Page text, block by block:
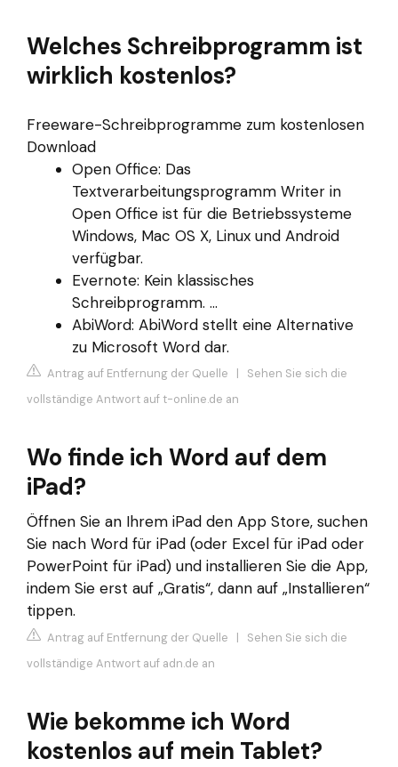
Welches Schreibprogramm ist
wirklich kostenlos?
Freeware-Schreibprogramme zum kostenlosen
Download
Open Office: Das
Textverarbeitungsprogramm Writer in
Open Office ist für die Betriebssysteme
Windows, Mac OS X, Linux und Android
verfügbar.
Evernote: Kein klassisches
Schreibprogramm. ...
AbiWord: AbiWord stellt eine Alternative
zu Microsoft Word dar.
Antrag auf Entfernung der Quelle | Sehen Sie sich die
vollständige Antwort auf t-online.de an
Wo finde ich Word auf dem
iPad?
Öffnen Sie an Ihrem iPad den App Store, suchen
Sie nach Word für iPad (oder Excel für iPad oder
PowerPoint für iPad) und installieren Sie die App,
indem Sie erst auf „Gratis“, dann auf „Installieren“
tippen.
Antrag auf Entfernung der Quelle | Sehen Sie sich die
vollständige Antwort auf adn.de an
Wie bekomme ich Word
kostenlos auf mein Tablet?